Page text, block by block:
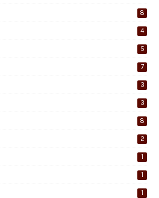
8
4
5
7
3
3
8
2
1
1
1